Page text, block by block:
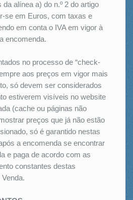
alínea a) do n.º 2 do artigo
se em Euros, com taxas e
em conta o IVA em vigor à
encomenda.
no processo de “check-
aos preços em vigor mais
só devem ser considerados
estiverem visíveis no website
(cache ou páginas não
preços que já não estão
só é garantido nestas
a encomenda se encontrar
e paga de acordo com as
constantes destas